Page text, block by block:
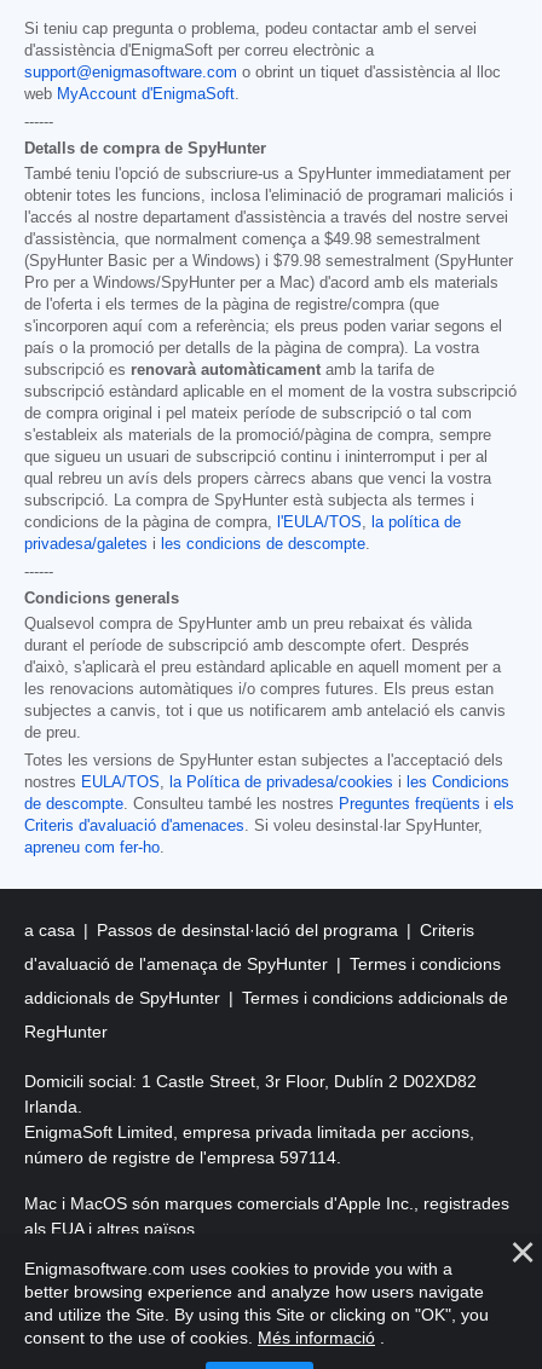
Si teniu cap pregunta o problema, podeu contactar amb el servei
d'assistència d'EnigmaSoft per correu electrònic a
support@enigmasoftware.com o obrint un tiquet d'assistència al lloc
web MyAccount d'EnigmaSoft.
------
Detalls de compra de SpyHunter
També teniu l'opció de subscriure-us a SpyHunter immediatament per
obtenir totes les funcions, inclosa l'eliminació de programari maliciós i
l'accés al nostre departament d'assistència a través del nostre servei
d'assistència, que normalment comença a $49.98 semestralment
(SpyHunter Basic per a Windows) i $79.98 semestralment (SpyHunter
Pro per a Windows/SpyHunter per a Mac) d'acord amb els materials
de l'oferta i els termes de la pàgina de registre/compra (que
s'incorporen aquí com a referència; els preus poden variar segons el
país o la promoció per detalls de la pàgina de compra). La vostra
subscripció es renovarà automàticament amb la tarifa de
subscripció estàndard aplicable en el moment de la vostra subscripció
de compra original i pel mateix període de subscripció o tal com
s'estableix als materials de la promoció/pàgina de compra, sempre
que sigueu un usuari de subscripció continu i ininterromput i per al
qual rebreu un avís dels propers càrrecs abans que venci la vostra
subscripció. La compra de SpyHunter està subjecta als termes i
condicions de la pàgina de compra, l'EULA/TOS, la política de
privadesa/galetes i les condicions de descompte.
------
Condicions generals
Qualsevol compra de SpyHunter amb un preu rebaixat és vàlida
durant el període de subscripció amb descompte ofert. Després
d'això, s'aplicarà el preu estàndard aplicable en aquell moment per a
les renovacions automàtiques i/o compres futures. Els preus estan
subjectes a canvis, tot i que us notificarem amb antelació els canvis
de preu.
Totes les versions de SpyHunter estan subjectes a l'acceptació dels
nostres EULA/TOS, la Política de privadesa/cookies i les Condicions
de descompte. Consulteu també les nostres Preguntes freqüents i els
Criteris d'avaluació d'amenaces. Si voleu desinstal·lar SpyHunter,
apreneu com fer-ho.
a casa Passos de desinstal·lació del programa
Criteris
d'avaluació de l'amenaça de SpyHunter
Termes i condicions
addicionals de SpyHunter
Termes i condicions addicionals de
RegHunter
Domicili social: 1 Castle Street, 3r Floor, Dublín 2 D02XD82
Irlanda.
EnigmaSoft Limited, empresa privada limitada per accions,
número de registre de l'empresa 597114.
Mac i MacOS són marques comercials d'Apple Inc., registrades
als EUA i altres països.
Copyright 2016-2026. EnigmaSoft Ltd. Tots els drets reservats.
Enigmasoftware.com uses cookies to provide you with a
better browsing experience and analyze how users navigate
and utilize the Site. By using this Site or clicking on "OK", you
consent to the use of cookies. Més informació